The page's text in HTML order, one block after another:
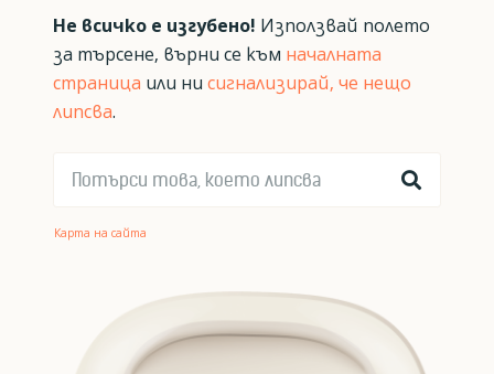
Не всичко е изгубено! Използвай полето
за търсене, върни се към началната
страница или ни сигнализирай, че нещо
липсва.
Карта на сайта